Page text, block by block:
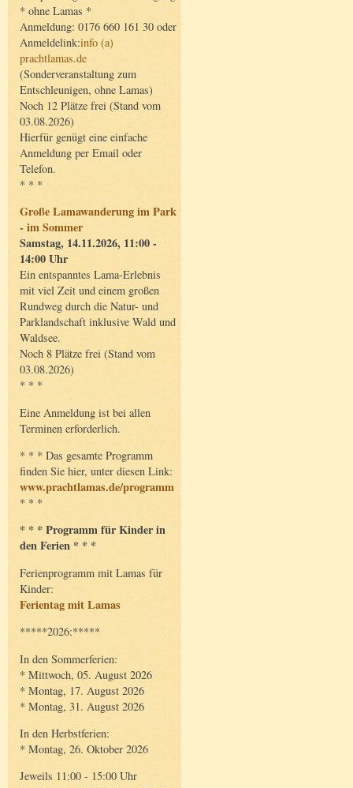
* ohne Lamas *
Anmeldung: 0176 660 161 30 oder
Anmeldelink:info (a)
prachtlamas.de
(Sonderveranstaltung zum
Entschleunigen, ohne Lamas)
Noch 12 Plätze frei (Stand vom
03.08.2026)
Hierfür genügt eine einfache
Anmeldung per Email oder
Telefon.
* * *
Große Lamawanderung im Park
- im Sommer
Samstag, 14.11.2026, 11:00 -
14:00 Uhr
Ein entspanntes Lama-Erlebnis
mit viel Zeit und einem großen
Rundweg durch die Natur- und
Parklandschaft inklusive Wald und
Waldsee.
Noch 8 Plätze frei (Stand vom
03.08.2026)
* * *
Eine Anmeldung ist bei allen
Terminen erforderlich.
* * * Das gesamte Programm
finden Sie hier, unter diesen Link:
www.prachtlamas.de/programm
* * *
* * * Programm für Kinder in
den Ferien * * *
Ferienprogramm mit Lamas für
Kinder:
Ferientag mit Lamas
*****2026:*****
In den Sommerferien:
* Mittwoch, 05. August 2026
* Montag, 17. August 2026
* Montag, 31. August 2026
In den Herbstferien:
* Montag, 26. Oktober 2026
Jeweils 11:00 - 15:00 Uhr